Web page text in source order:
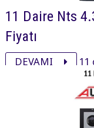
11 Daire Nts
Fiyatı
DEVAMI
11
inç daire içi cihaz,
aksesuarı ile